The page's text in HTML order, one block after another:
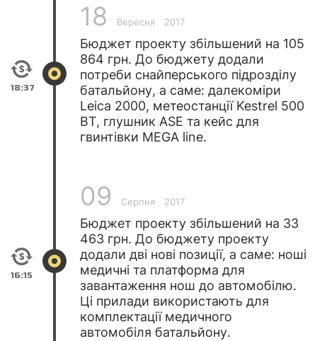
18:37
18 Вересня 2017
Бюджет проекту збільшений на 105
864 грн. До бюджету додали
потреби снайперського підрозділу
батальйону, а саме: далекоміри
Leica 2000, метеостанції Kestrel 500
BT, глушник ASE та кейс для
гвинтівки MEGA line.
16:15
09 Серпня 2017
Бюджет проекту збільшений на 33
463 грн. До бюджету проекту
додали дві нові позиції, а саме: ноші
медичні та платформа для
завантаження нош до автомобілю.
Ці прилади використають для
комплектації медичного
автомобіля батальйону.